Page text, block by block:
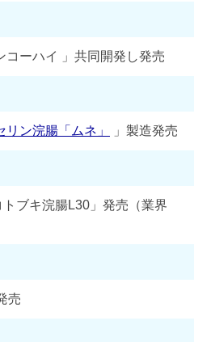
コーハイ 」共同開発し発売
リン浣腸「ムネ」 」製造発売
ブキ浣腸L30」発売（業界
売